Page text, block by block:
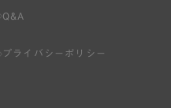
Q&A
プライバシーポリシー